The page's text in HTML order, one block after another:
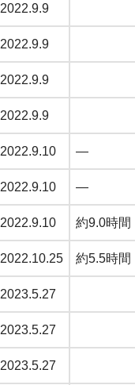
2022.9.9
2022.9.9
2022.9.9
2022.9.9
2022.9.10 —
2022.9.10 —
2022.9.10 約9.0時間
2022.10.25 約5.5時間
2023.5.27
2023.5.27
2023.5.27